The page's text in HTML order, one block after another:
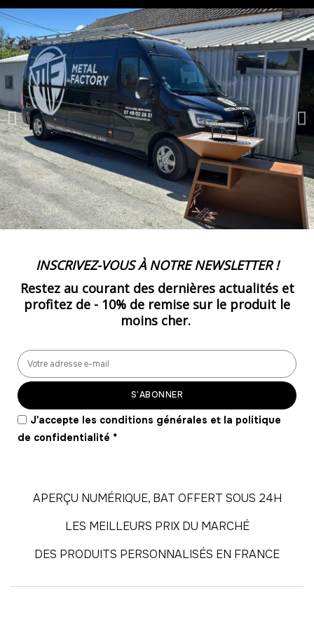
INSCRIVEZ-VOUS À NOTRE NEWSLETTER !
Restez au courant des dernières actualités et
profitez de - 10% de remise sur le produit le
moins cher.
S’ABONNER
J'accepte les conditions générales et la politique
de confidentialité *
APERÇU NUMÉRIQUE, BAT OFFERT SOUS 24H
LES MEILLEURS PRIX DU MARCHÉ
DES PRODUITS PERSONNALISÉS EN FRANCE